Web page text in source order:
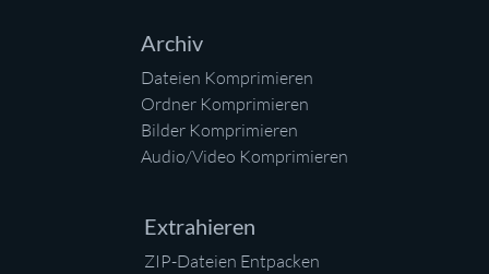
Archiv
Dateien Komprimieren
Ordner Komprimieren
Bilder Komprimieren
Audio/Video Komprimieren
Extrahieren
ZIP-Dateien Entpacken